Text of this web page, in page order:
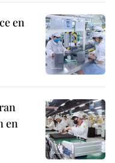
en
en